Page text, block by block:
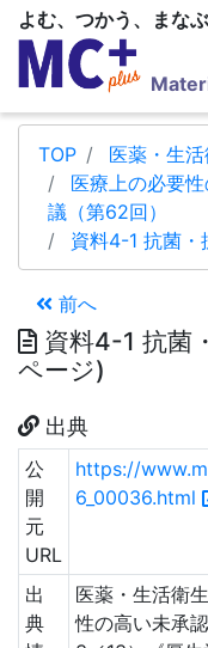
よむ、つかう、まなぶ
TOP
医薬・生
医療上の必要
議（第62回）
資料4-1 抗菌・
前へ
資料4-1 抗菌
ページ)
出典
公
開
元
URL
https://
6_00036.html
出
典
医薬・生活衛
性の高い未承